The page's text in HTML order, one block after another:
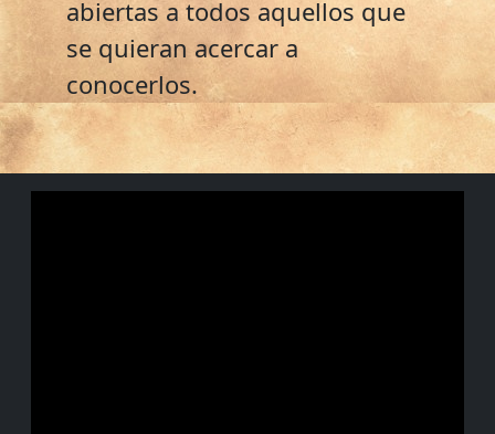
abiertas a todos aquellos que
se quieran acercar a
conocerlos.